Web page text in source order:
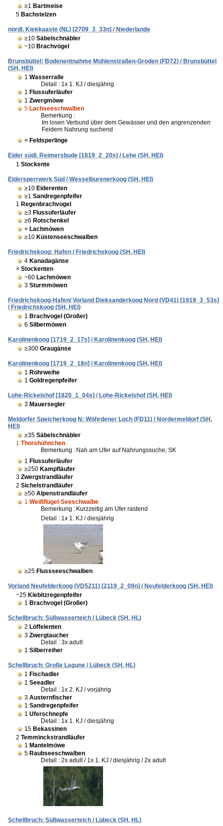
≥1 Bartmeise
5 Bachstelzen
nördl. Kiekkaaste (NL) [2709_3_33n] / Niederlande
≥10 Säbelschnäbler
~10 Brachvögel
Brunsbüttel: Bodenentnahme Mühlenstraßen-Groden (FD72) / Brunsbüttel
(SH, HEI)
1 Wasserralle
Detail : 1x 1. KJ / diesjährig
1 Flussuferläufer
1 Zwergmöwe
5 Lachseeschwalben
Bemerkung :
Im losen Verbund über dem Gewässer und den angrenzenden
Feldern Nahrung suchend
× Feldsperlinge
Eider südl. Reimersbude [1619_2_20s] / Lehe (SH, HEI)
1 Stockente
Eidersperrwerk Süd / Wesselburenerkoog (SH, HEI)
≥10 Eiderenten
≥1 Sandregenpfeifer
1 Regenbrachvogel
≥3 Flussuferläufer
≥6 Rotschenkel
× Lachmöwen
≥10 Küstenseeschwalben
Friedrichskoog: Hafen / Friedrichskoog (SH, HEI)
4 Kanadagänse
× Stockenten
~60 Lachmöwen
3 Sturmmöwen
Friedrichskoog-Hafen/ Vorland Dieksanderkoog Nord (VD41) [1919_3_53s]
/ Friedrichskoog (SH, HEI)
1 Brachvogel (Großer)
6 Silbermöwen
Karolinenkoog [1719_2_17s] / Karolinenkoog (SH, HEI)
≥300 Graugänse
Karolinenkoog [1719_2_18n] / Karolinenkoog (SH, HEI)
1 Rohrweihe
1 Goldregenpfeifer
Lohe-Rickelshof [1820_1_04s] / Lohe-Rickelshof (SH, HEI)
3 Mauersegler
Meldorfer Speicherkoog N: Wöhrdener Loch (FD11) / Nordermeldorf (SH,
HEI)
≥35 Säbelschnäbler
1 Thorshühnchen
Bemerkung : Nah am Ufer auf Nahrungssuche; SK
1 Flussuferläufer
≥250 Kampfläufer
3 Zwergstrandläufer
2 Sichelstrandläufer
≥50 Alpenstrandläufer
1 Weißflügel-Seeschwalbe
Bemerkung : Kurzzeitig am Ufer rastend
Detail : 1x 1. KJ / diesjährig
≥25 Flussseeschwalben
Vorland Neufelderkoog (VD5211) [2119_2_09n] / Neufelderkoog (SH, HEI)
~25 Kiebitzregenpfeifer
1 Brachvogel (Großer)
Schellbruch: Süßwasserteich / Lübeck (SH, HL)
2 Löffelenten
3 Zwergtaucher
Detail : 3x adult
1 Silberreiher
Schellbruch: Große Lagune / Lübeck (SH, HL)
1 Fischadler
1 Seeadler
Detail : 1x 2. KJ / vorjährig
3 Austernfischer
1 Sandregenpfeifer
1 Uferschnepfe
Detail : 1x 1. KJ / diesjährig
15 Bekassinen
2 Temminckstrandläufer
1 Mantelmöwe
5 Raubseeschwalben
Detail : 2x adult / 1x 1. KJ / diesjährig / 2x adult
Schellbruch: Süßwasserteich / Lübeck (SH, HL)